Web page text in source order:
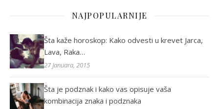
NAJPOPULARNIJE
Šta kaže horoskop: Kako odvesti u krevet Jarca,
Lava, Raka…
27 Januara, 2015
Šta je podznak i kako vas opisuje vaša
kombinacija znaka i podznaka